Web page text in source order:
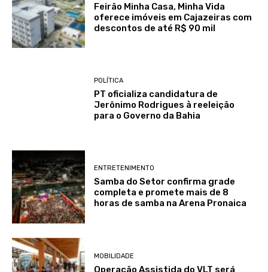
Feirão Minha Casa, Minha Vida
oferece imóveis em Cajazeiras com
descontos de até R$ 90 mil
POLÍTICA
PT oficializa candidatura de
Jerônimo Rodrigues à reeleição
para o Governo da Bahia
ENTRETENIMENTO
Samba do Setor confirma grade
completa e promete mais de 8
horas de samba na Arena Pronaica
MOBILIDADE
Operação Assistida do VLT será